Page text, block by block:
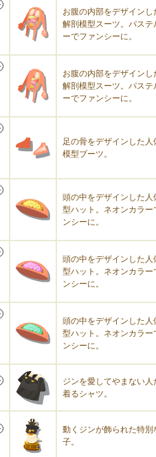
お腹の内部をデザインし
解剖模型スーツ。パステ
ーでファンシーに。
お腹の内部をデザインし
解剖模型スーツ。パステ
ーでファンシーに。
足の骨をデザインした人
模型ブーツ。
頭の中をデザインした人
型ハット。ネオンカラー
ンシーに。
頭の中をデザインした人
型ハット。ネオンカラー
ンシーに。
頭の中をデザインした人
型ハット。ネオンカラー
ンシーに。
ジンを愛してやまない人
着るシャツ。
動くジンが飾られた特別
子。